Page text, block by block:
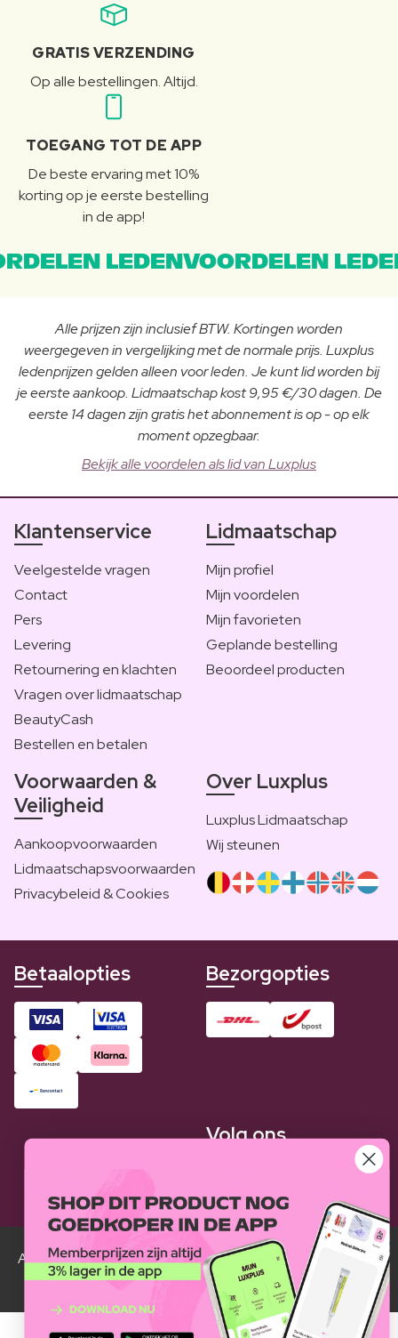
GRATIS VERZENDING
Op alle bestellingen. Altijd.
TOEGANG TOT DE APP
De beste ervaring met 10%
korting op je eerste bestelling
in de app!
LEDENVOORDELEN
Alle prijzen zijn inclusief BTW. Kortingen worden
weergegeven in vergelijking met de normale prijs. Luxplus
ledenprijzen gelden alleen voor leden. Je kunt lid worden bij
je eerste aankoop. Lidmaatschap kost 9,95 €/30 dagen. De
eerste 14 dagen zijn gratis het abonnement is op - op elk
moment opzegbaar.
Bekijk alle voordelen als lid van Luxplus
Klantenservice
Veelgestelde vragen
Contact
Pers
Levering
Retournering en klachten
Vragen over lidmaatschap
BeautyCash
Bestellen en betalen
Lidmaatschap
Mijn profiel
Mijn voordelen
Mijn favorieten
Geplande bestelling
Beoordeel producten
Voorwaarden &
Veiligheid
Aankoopvoorwaarden
Lidmaatschapsvoorwaarden
Privacybeleid & Cookies
Over Luxplus
Luxplus Lidmaatschap
Wij steunen
Betaalopties Bezorgopties
Volg ons
Alle Luxplus ledenprijzen zijn weergegeven in vergelijking
met de normale prijzen.